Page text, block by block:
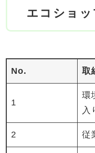
エコショッ
No. 取
1
環
入
2 従